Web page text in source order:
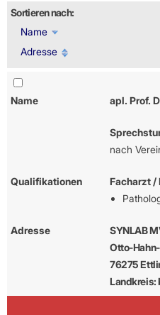
Sortieren nach:
Name
Adresse
Name apl. Prof.
nach
Qualifikationen
Facharzt /
Adresse
SYNLAB
Otto-
76275
Landkreis: